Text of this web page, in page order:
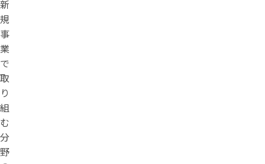
新
規
事
業
で
取
り
組
む
分
野